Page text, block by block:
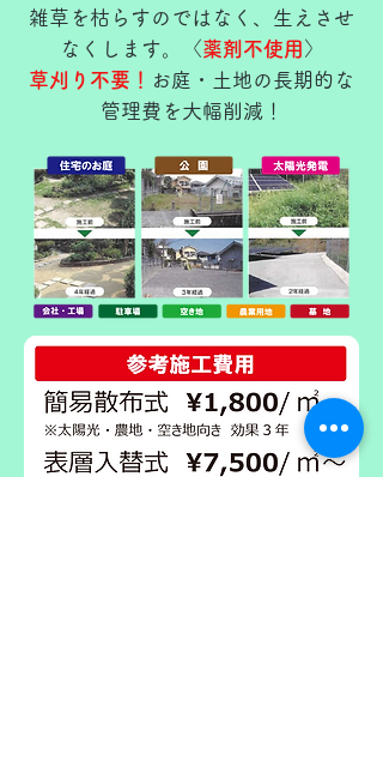
雑草を枯らすのではなく、生えさせ
なくします。〈薬剤不使用 〉
草刈り不要！ お庭・土地の長期的な
管理費を大幅削減！